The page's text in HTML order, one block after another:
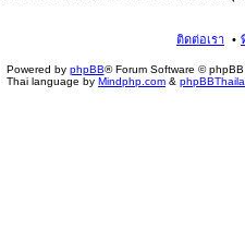
ติดต่อเรา
Powered by phpBB® Forum Software © phpBB
Thai language by Mindphp.com &